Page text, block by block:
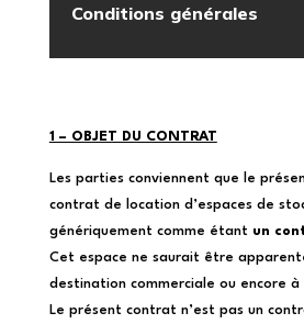
Conditions générales
1 – OBJET DU CONTRAT
Les parties conviennent que le
contrat de location d’espaces de
génériquement comme étant un
Cet espace ne saurait être
destination commerciale ou encore à
Le présent contrat n’est pas un